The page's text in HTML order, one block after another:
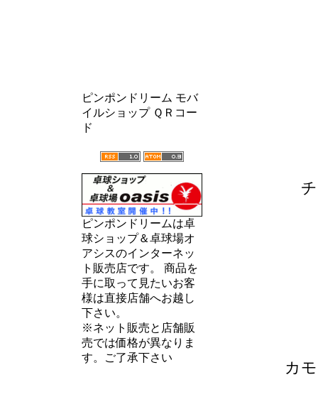
ピンポンドリーム モバ
イルショップ ＱＲコー
ド
ピンポンドリームは卓
球ショップ＆卓球場オ
アシスのインターネッ
ト販売店です。 商品を
手に取って見たいお客
様は直接店舗へお越し
下さい。
※ネット販売と店舗販
売では価格が異なりま
す。ご了承下さい
カ